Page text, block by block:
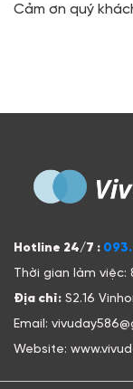
Cảm ơn quý
Hotline 24/7 :
Thời gian làm
Địa chỉ: S2.16
Email:
Website: